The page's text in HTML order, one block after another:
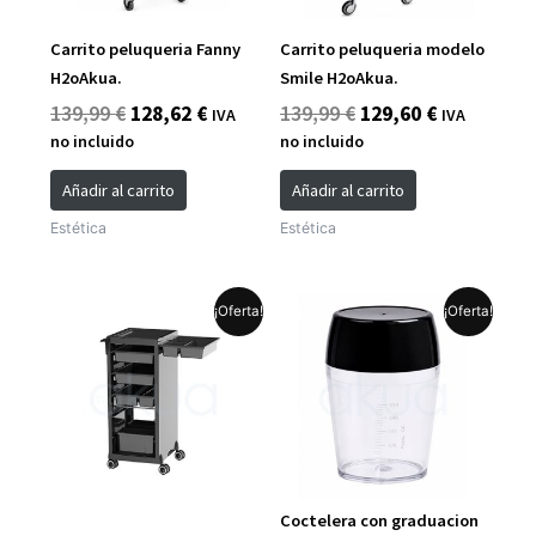
Carrito peluqueria Fanny
H2oAkua.
139,99€ 128,62 € IVA
no incluido
Añadir al carrito
Estética
Carrito peluqueria modelo
Smile H2oAkua.
139,99€ 129,60 € IVA
no incluido
Añadir al carrito
Estética
¡Oferta!
precio
original
era:
139,99 €.
El
precio
actual
¡Oferta!
Coctelera con graduacion
El
precio
4,50 €.
El
precio
actual
3,99 €.